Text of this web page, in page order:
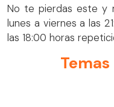
No te pierdas este y
lunes a viernes a las
las 18:00 horas